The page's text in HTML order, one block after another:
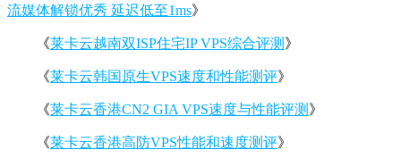
流媒体解锁优秀 延迟低至1ms》
《莱卡云越南双ISP住宅IP VPS综合评测 》
《莱卡云韩国原生VPS速度和性能测评》
《莱卡云香港CN2 GIA VPS速度与性能评测 》
《莱卡云香港高防VPS性能和速度测评》